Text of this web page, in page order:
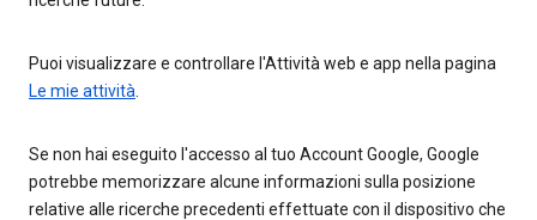
Puoi visualizzare e controllare l'Attività web e app nella pagina
Le mie attività
Se non hai eseguito l'accesso al tuo Account Google, Google
potrebbe memorizzare alcune informazioni sulla posizione
relative alle ricerche precedenti effettuate con il dispositivo che